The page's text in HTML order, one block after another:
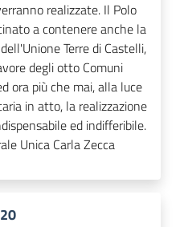
realizzate. Il Polo
a contenere anche la
Terre di Castelli,
degli otto Comuni
ora più che mai, alla luce
in atto, la realizzazione
ed indifferibile.
Unica Carla Zecca